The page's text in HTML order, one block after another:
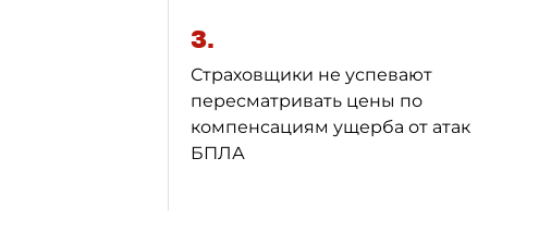
3.
Страховщики не успевают
пересматривать цены по
компенсациям ущерба от атак
БПЛА